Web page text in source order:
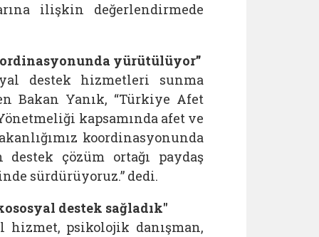
ilişkin değerlendirmede
yürütülüyor”
destek hizmetleri sunma
Bakan Yanık, “Türkiye Afet
kapsamında afet ve
koordinasyonunda
destek çözüm ortağı paydaş
sürdürüyoruz.” dedi.
destek sağladık"
hizmet, psikolojik danışman,